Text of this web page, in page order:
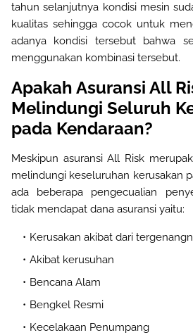
tahun selanjutnya kondisi mesin
kualitas sehingga cocok untuk
adanya kondisi tersebut bahwa
menggunakan kombinasi tersebut.
Apakah Asuransi All
Melindungi Seluruh
pada Kendaraan?
Meskipun asuransi All Risk
melindungi keseluruhan kerusakan
ada beberapa pengecualian
tidak mendapat dana asuransi yaitu:
Kerusakan akibat dari
Akibat kerusuhan
Bencana Alam
Bengkel Resmi
Kecelakaan Penumpang